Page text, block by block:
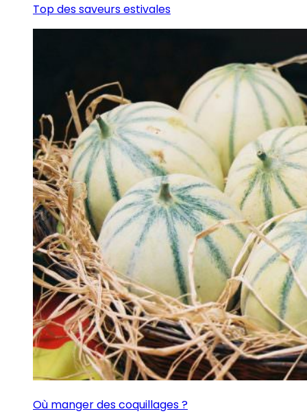
Top des saveurs estivales
Où manger des coquillages ?